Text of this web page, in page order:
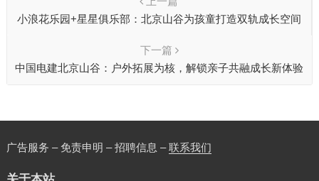
小浪花乐园+星星俱乐部：北京山谷为孩童打造双轨成长空间
下一篇
中国电建北京山谷：户外拓展为核，解锁亲子共融成长新体验
广告服务 – 免责申明 – 招聘信息 –联系我们